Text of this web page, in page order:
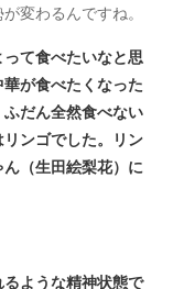
変わるんですね。
て食べたいなと思
が食べたくなった
だん全然食べない
ンゴでした。リン
（生田絵梨花）に
ような精神状態で